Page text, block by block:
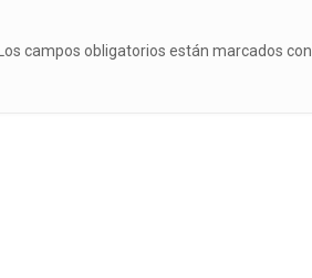
Los campos obligatorios están marcados con